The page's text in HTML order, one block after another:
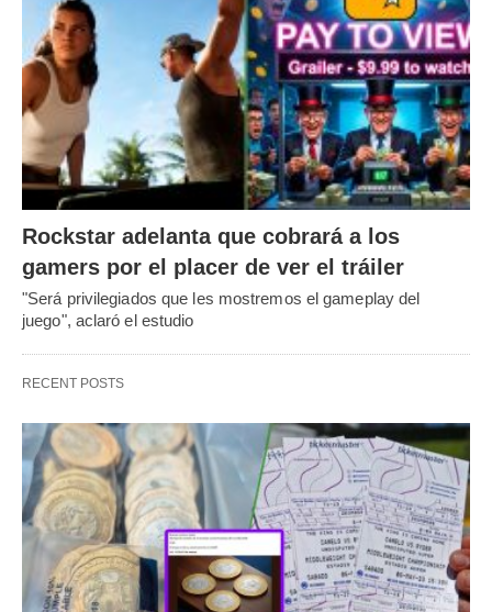
Rockstar adelanta que cobrará a los
gamers por el placer de ver el tráiler
"Será privilegiados que les mostremos el gameplay del
juego", aclaró el estudio
RECENT POSTS